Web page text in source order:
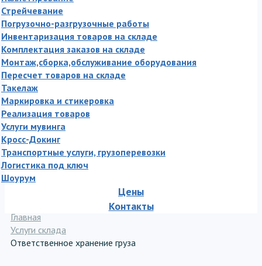
Стрейчевание
Погрузочно-разгрузочные работы
Инвентаризация товаров на складе
Комплектация заказов на складе
Монтаж,сборка,обслуживание оборудования
Пересчет товаров на складе
Такелаж
Маркировка и стикеровка
Реализация товаров
Услуги мувинга
Кросс-Докинг
Транспортные услуги, грузоперевозки
Логистика под ключ
Шоурум
Цены
Контакты
Главная
Услуги склада
Ответственное хранение груза